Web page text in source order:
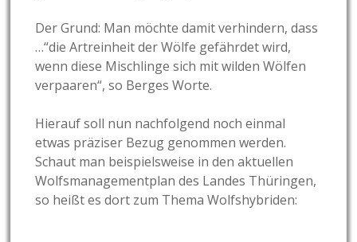
Der Grund: Man möchte damit verhindern, dass
…“die Artreinheit der Wölfe gefährdet wird,
wenn diese Mischlinge sich mit wilden Wölfen
verpaaren“, so Berges Worte.
Hierauf soll nun nachfolgend noch einmal
etwas präziser Bezug genommen werden.
Schaut man beispielsweise in den aktuellen
Wolfsmanagementplan des Landes Thüringen,
so heißt es dort zum Thema Wolfshybriden: